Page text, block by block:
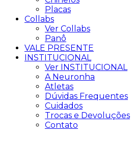
Placas
Collabs
Ver Collabs
Panô
VALE PRESENTE
INSTITUCIONAL
Ver INSTITUCIONAL
A Neuronha
Atletas
Dúvidas Frequentes
Cuidados
Trocas e Devoluções
Contato